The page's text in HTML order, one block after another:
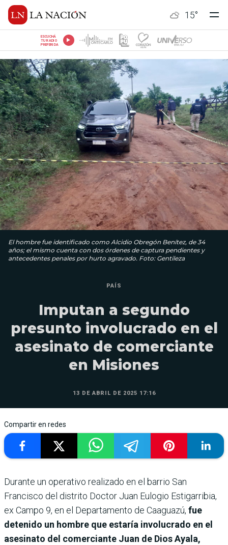
15°
ESCUCHÁ
TU RADIO
PREFERIDA
El hombre fue identificado como Alcidio Obregón Benítez, de 34
años; el mismo cuenta con dos órdenes de captura pendientes y
antecedentes penales por hurto agravado. Foto: Gentileza
PAÍS
Imputan a segundo
presunto involucrado en el
asesinato de comerciante
en Misiones
13 DE ABRIL DE 2025 17:16
Compartir en redes
Durante un operativo realizado en el barrio San
Francisco del distrito Doctor Juan Eulogio Estigarribia,
ex Campo 9, en el Departamento de Caaguazú, fue
detenido un hombre que estaría involucrado en el
asesinato del comerciante Juan de Dios Ayala,